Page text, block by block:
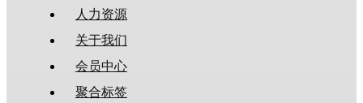
人力资源
关于我们
会员中心
聚合标签